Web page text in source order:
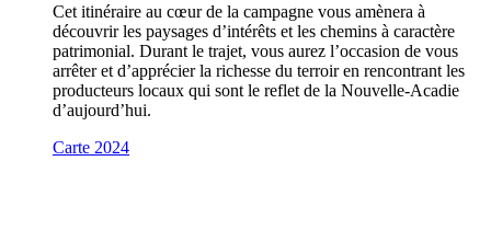
Cet itinéraire au cœur de la campagne vous amènera à
découvrir les paysages d’intérêts et les chemins à caractère
patrimonial. Durant le trajet, vous aurez l’occasion de vous
arrêter et d’apprécier la richesse du terroir en rencontrant les
producteurs locaux qui sont le reflet de la Nouvelle-Acadie
d’aujourd’hui.
Carte 2024